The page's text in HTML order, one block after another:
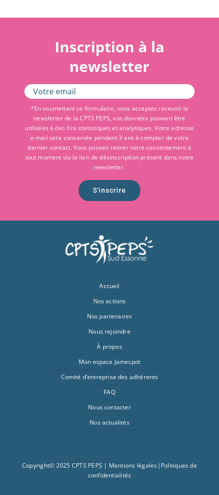
Inscription à la
newsletter
*En soumettant ce formulaire, vous acceptez recevoir la
newsletter de la CPTS PEPS, vos données pouvant être
utilisées à des fins statistiques et analytiques. Votre adresse
e-mail sera conservée pendant 3 ans à compter de votre
dernier contact. Vous pouvez retirer votre consentement à
tout moment via le lien de désinscription présent dans notre
newsletter.
S'inscrire
Accueil
Nos actions
Nos partenaires
Nous rejoindre
À propos
Mon espace Jamespot
Comité d’entreprise des adhérents
FAQ
Nous contacter
Nos actualités
Copyright© 2025 CPTS PEPS | Mentions légales | Politiques de
confidentialités